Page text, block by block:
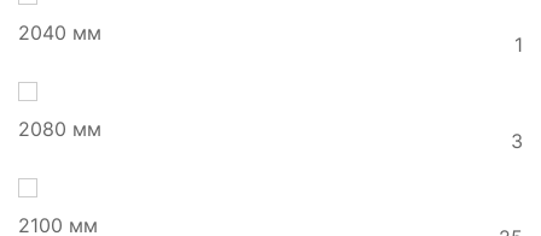
2040 мм 1
2080 мм 3
2100 мм